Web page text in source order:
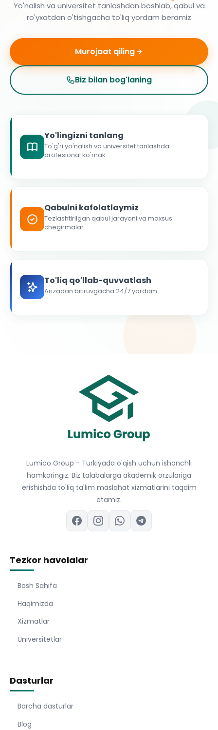
Yo'nalish va universitet tanlashdan boshlab, qabul va
ro'yxatdan o'tishgacha to'liq yordam beramiz
Murojaat qiling
Biz bilan bog'laning
Yo'lingizni tanlang
To'g'ri yo'nalish va universitet tanlashda
profesional ko'mak
Qabulni kafolatlaymiz
Tezlashtirilgan qabul jarayoni va maxsus
chegirmalar
To'liq qo'llab-quvvatlash
Arizadan bitiruvgacha 24/7 yordam
Lumico Group - Turkiyada o'qish uchun ishonchli
hamkoringiz. Biz talabalarga akademik orzulariga
erishishda to'liq ta'lim maslahat xizmatlarini taqdim
etamiz.
Tezkor havolalar
Bosh Sahıfa
Haqimizda
Xizmatlar
Universitetlar
Dasturlar
Barcha dasturlar
Blog